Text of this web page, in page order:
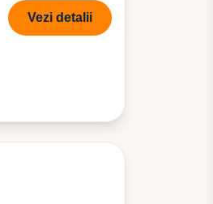
Vezi detalii